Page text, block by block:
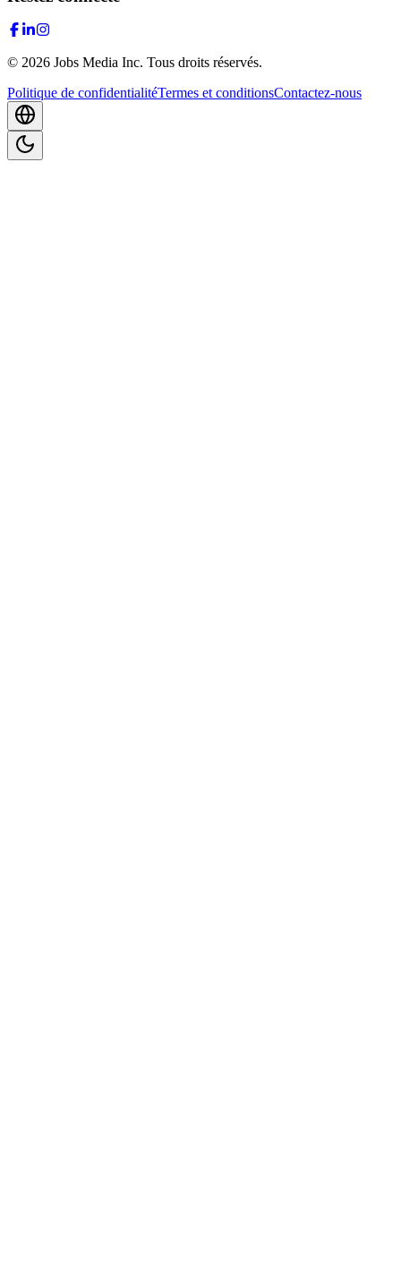
© 2026 Jobs Media Inc. Tous droits réservés.
Politique de confidentialitéTermes et conditionsContactez-nous